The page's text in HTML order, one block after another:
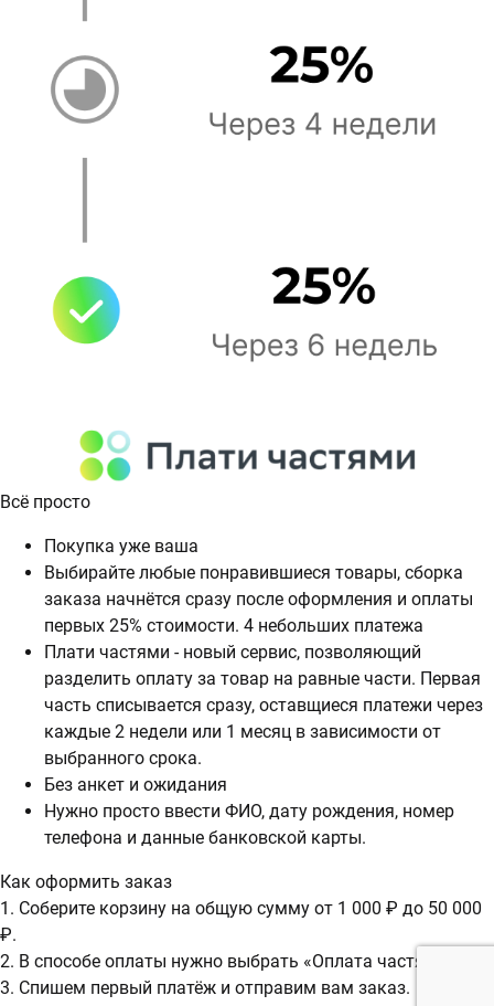
Всё просто
Покупка уже ваша
Выбирайте любые понравившиеся товары, сборка
заказа начнётся сразу после оформления и оплаты
первых 25% стоимости. 4 небольших платежа
Плати частями - новый сервис, позволяющий
разделить оплату за товар на равные части. Первая
часть списывается сразу, оставщиеся платежи через
каждые 2 недели или 1 месяц в зависимости от
выбранного срока.
Без анкет и ожидания
Нужно просто ввести ФИО, дату рождения, номер
телефона и данные банковской карты.
Как оформить заказ
1. Соберите корзину на общую сумму от 1 000 ₽ до 50 000
₽.
2. В способе оплаты нужно выбрать «Оплата частями».
3. Спишем первый платёж и отправим вам заказ.